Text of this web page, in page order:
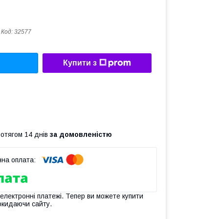
Код: 32577
Купити з
14 днів за домовленістю
платежі. Тепер ви можете купити
сайту.